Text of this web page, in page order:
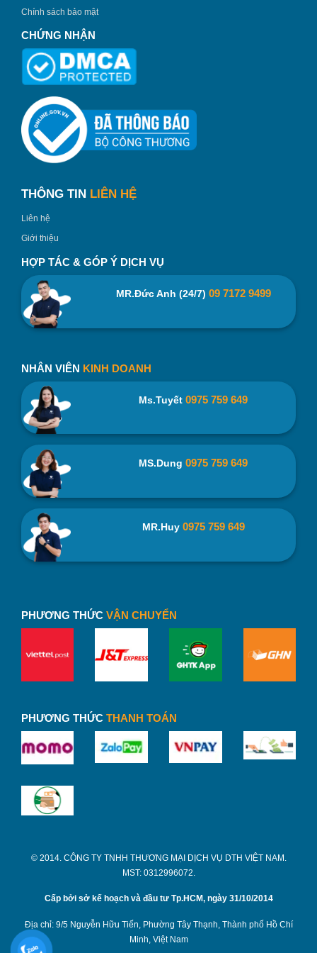
Với thiết kế trang nhã, lịch sự, Ly Thủy Tinh Thấp Luminarc
Salto chắc chắn sẽ là sự lựa chọn tuyệt vời cho bạn khi lựa
chọn làm sản phẩm phục vụ văn phòng hoặc in logo làm
quà tặng khách hàng.
Ly Thủy Tinh Cao Luminarc Vigne G2571 290ml In Logo –
An toàn cho sức khỏe, chất lượng đảm bảo, chịu
nhiệt tốt
Được làm từ chất liệu thủy tinh cao cấp cho khả năng chịu
nhiệt cao, giảm thiểu tối đa hiện tượng rạn nứt do nhiệt
cũng như an toàn cho người dùng, Ly Thủy Tinh Thấp
Luminarc Salto Ice Blue J1584 – (320ml) còn đem lại cảm
giác yên tâm khi sử dụng máy rửa chén để làm sạch ly.
Ly Thủy Tinh Cao Luminarc Vigne G2571 290ml In Logo –
binhnuocteen.com
Với dung tích 320 ml, dáng bầu, Ly Thủy Tinh Thấp
Chính sách bảo mật
CHỨNG NHẬN
THÔNG TIN LIÊN HỆ
Liên hệ
Giới thiệu
HỢP TÁC & GÓP Ý DỊCH VỤ
MR.Đức Anh (24/7) 09 7172 9499
NHÂN VIÊN KINH DOANH
Ms.Tuyết 0975 759 649
MS.Dung 0975 759 649
MR.Huy 0975 759 649
PHƯƠNG THỨC VẬN CHUYỂN
PHƯƠNG THỨC THANH TOÁN
© 2014. CÔNG TY TNHH THƯƠNG MẠI DỊCH VỤ DTH VIỆT NAM.
MST: 0312996072.
Cấp bởi sở kế hoạch và đầu tư Tp.HCM, ngày 31/10/2014
Địa chỉ: 9/5 Nguyễn Hữu Tiến, Phường Tây Thạnh, Thành phố Hồ Chí
Minh, Việt Nam